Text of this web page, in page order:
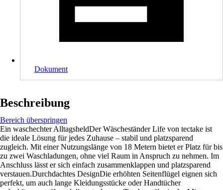
Dokument
Beschreibung
Bereich überspringen
Ein waschechter AlltagsheldDer Wäscheständer Life von tectake ist
die ideale Lösung für jedes Zuhause – stabil und platzsparend
zugleich. Mit einer Nutzungslänge von 18 Metern bietet er Platz für bis
zu zwei Waschladungen, ohne viel Raum in Anspruch zu nehmen. Im
Anschluss lässt er sich einfach zusammenklappen und platzsparend
verstauen.Durchdachtes DesignDie erhöhten Seitenflügel eignen sich
perfekt, um auch lange Kleidungsstücke oder Handtücher